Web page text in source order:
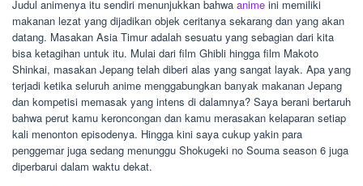
Judul animenya itu sendiri menunjukkan bahwa anime ini memiliki
makanan lezat yang dijadikan objek ceritanya sekarang dan yang akan
datang. Masakan Asia Timur adalah sesuatu yang sebagian dari kita
bisa ketagihan untuk itu. Mulai dari film Ghibli hingga film Makoto
Shinkai, masakan Jepang telah diberi alas yang sangat layak. Apa yang
terjadi ketika seluruh anime menggabungkan banyak makanan Jepang
dan kompetisi memasak yang intens di dalamnya? Saya berani bertaruh
bahwa perut kamu keroncongan dan kamu merasakan kelaparan setiap
kali menonton episodenya. Hingga kini saya cukup yakin para
penggemar juga sedang menunggu Shokugeki no Souma season 6 juga
diperbarui dalam waktu dekat.